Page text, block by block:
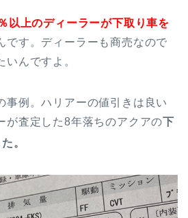
以上のディーラーが下取り車を
です。ディーラーも商売なので
んですよ。
事例。ハリアーの値引きは良い
が査定した8年落ちのアクアの下
。